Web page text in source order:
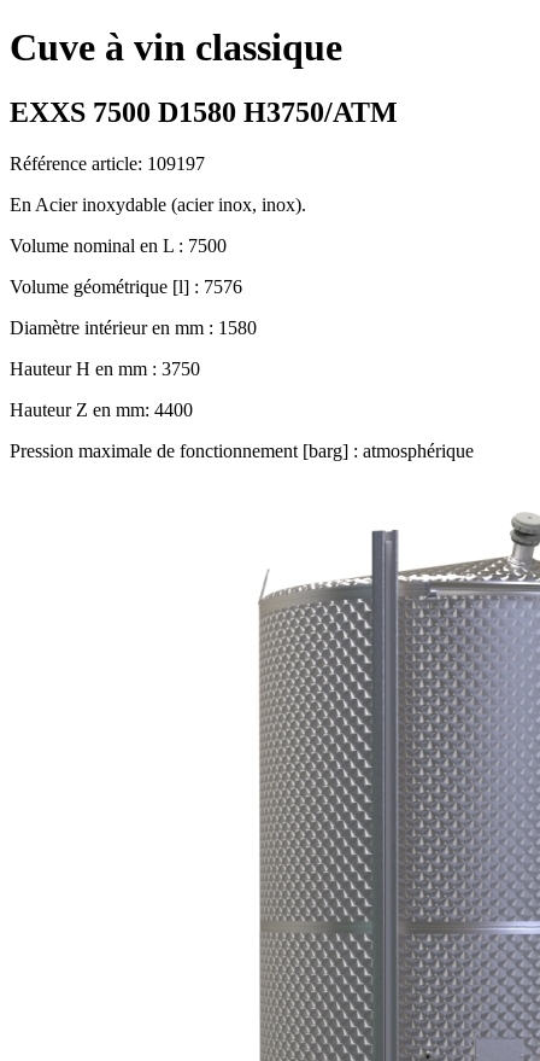
Cuve à vin classique
EXXS 7500 D1580 H3750/ATM
Référence article: 109197
En Acier inoxydable (acier inox, inox).
Volume nominal en L : 7500
Volume géométrique [l] : 7576
Diamètre intérieur en mm : 1580
Hauteur H en mm : 3750
Hauteur Z en mm: 4400
Pression maximale de fonctionnement [barg] : atmosphérique